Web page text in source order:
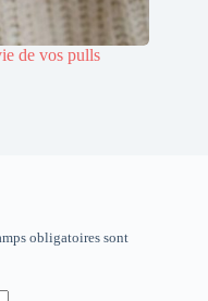
de vos pulls
obligatoires sont